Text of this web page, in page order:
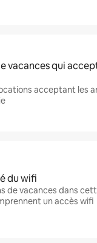
vacances qui
acceptant les
du wifi
de vacances dans
un accès wifi